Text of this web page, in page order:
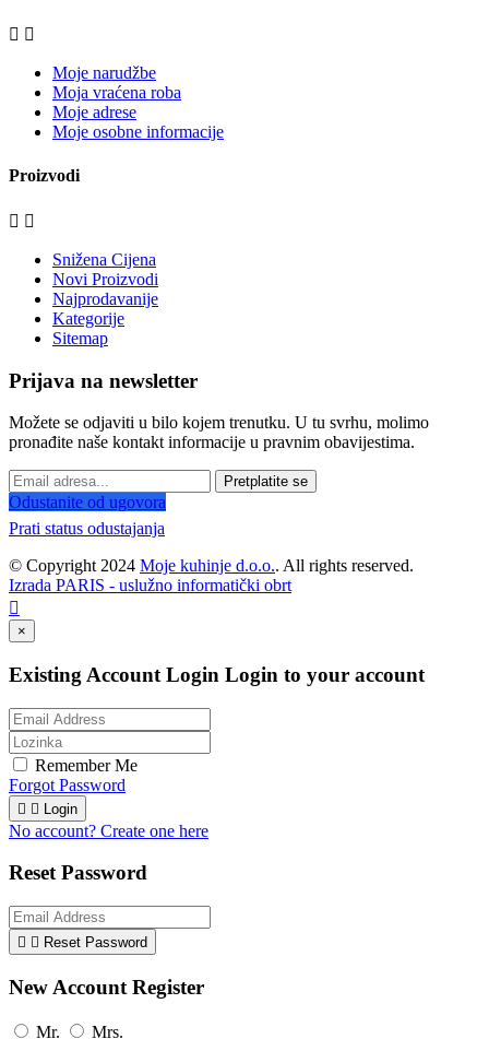
 
Moje narudžbe
Moja vraćena roba
Moje adrese
Moje osobne informacije
Proizvodi
 
Snižena Cijena
Novi Proizvodi
Najprodavanije
Kategorije
Sitemap
Prijava na newsletter
Možete se odjaviti u bilo kojem trenutku. U tu svrhu, molimo
pronađite naše kontakt informacije u pravnim obavijestima.
Pretplatite se
Odustanite od ugovora
Prati status odustajanja
© Copyright 2024 Moje kuhinje d.o.o.. All rights reserved.
Izrada PARIS - uslužno informatički obrt

×
Existing Account Login Login to your account
Remember Me
Forgot Password
  Login
No account? Create one here
Reset Password
  Reset Password
New Account Register
Mr. Mrs.